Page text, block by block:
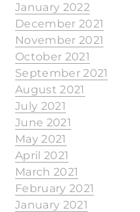
January 2022
December 2021
November 2021
October 2021
September 2021
August 2021
July 2021
June 2021
May 2021
April 2021
March 2021
February 2021
January 2021